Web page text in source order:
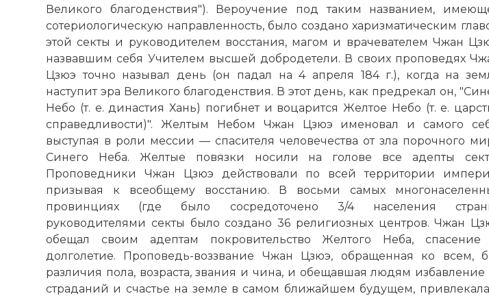
Великого благоденствия"). Вероучение под таким названием,
сотериологическую направленность, было создано харизматическим
этой секты и руководителем восстания, магом и врачевателем Чжан
назвавшим себя Учителем высшей добродетели. В своих проповедях
Цзюэ точно называл день (он падал на 4 апреля 184 г.), когда на
наступит эра Великого благоденствия. В этот день, как предрекал он,
Небо (т. е. династия Хань) погибнет и воцарится Желтое Небо (т. е.
справедливости)". Желтым Небом Чжан Цзюэ именовал и самого
выступая в роли мессии — спасителя человечества от зла порочного
Синего Неба. Желтые повязки носили на голове все адепты
Проповедники Чжан Цзюэ действовали по всей территории
призывая к всеобщему восстанию. В восьми самых
провинциях (где было сосредоточено 3/4 населения
руководителями секты было создано 36 религиозных центров. Чжан
обещал своим адептам покровительство Желтого Неба,
долголетие. Проповедь-воззвание Чжан Цзюэ, обращенная ко всем,
различия пола, возраста, звания и чина, и обещавшая людям избавление
страданий и счастье на земле в самом ближайшем будущем,